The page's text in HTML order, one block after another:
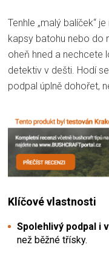
Tenhle „malý balíček“
kapsy batohu nebo do
oheň hned a nechcete
detektiv v dešti. Hodí
podpal úplně dohořet,
Klíčové vlastnosti
Spolehlivý podpal i
než běžné třísky.